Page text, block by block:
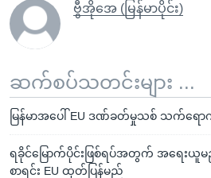
ဗွီအိုအေ (မြန်မာပိုင်း)
ဆက်စပ်သတင်းများ ...
မြန်မာအပေါ် EU ဒဏ်ခတ်မှုသစ် သက်ရေ
ရခိုင်မြောက်ပိုင်းဖြစ်ရပ်အတွက် အရေးယူ
စာရင်း EU ထုတ်ပြန်မည်